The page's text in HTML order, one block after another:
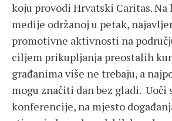
koju provodi Hrvatski Caritas.
medije održanoj u petak,
promotivne aktivnosti na
ciljem prikupljanja preostalih
građanima više ne trebaju, a
mogu značiti dan bez gladi. Uoči
konferencije, na mjesto